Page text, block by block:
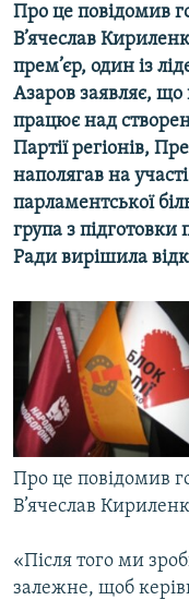
СВІТ
КИТАЙ.ВИКЛИКИ
МУЛЬТИМЕДІА
ФОТО
СПЕЦПРОЄКТИ
ПОДКАСТИ
КРИМ РЕАЛІЇ
РУС
УКР
КТАТ
ДОЛУЧАЙСЯ!
Усі сайти RFE/RL
Про це повідомив
В’ячеслав
прем’єр, один із
Азаров заявляє, що
працює над
Партії регіонів,
наполягав на
парламентської
група з підготовки
Ради вирішила
Про це повідомив
В’ячеслав
«Після того ми
залежне, щоб